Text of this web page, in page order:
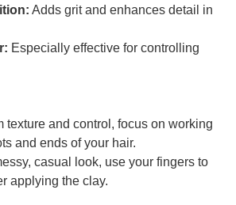
Adds grit and enhances detail in
Especially effective for controlling
texture and control, focus on working
and ends of your hair.
casual look, use your fingers to
applying the clay.